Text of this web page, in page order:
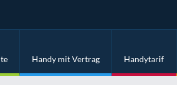
Handy mit Vertrag Handytarif